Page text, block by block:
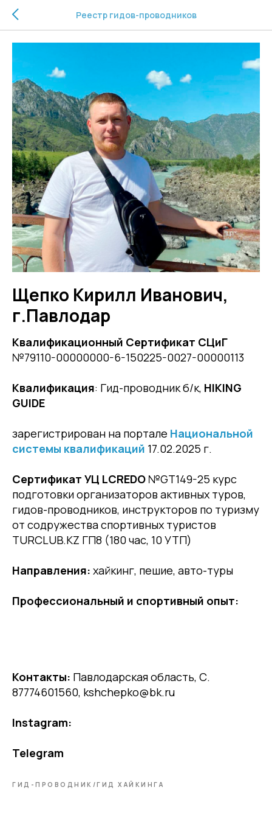
Реестр гидов-проводников
Щепко Кирилл Иванович,
г.Павлодар
Квалификационный Сертификат СЦиГ
№79110-00000000-6-150225-0027-00000113
Квалификация: Гид-проводник б/к, HIKING
GUIDE
зарегистрирован на портале Национальной
системы квалификаций 17.02.2025 г.
Сертификат УЦ LCREDO №GT149-25 курс
подготовки организаторов активных туров,
гидов-проводников, инструкторов по туризму
от содружества спортивных туристов
TURCLUB.KZ ГП8 (180 час, 10 УТП)
Направления: хайкинг, пешие, авто-туры
Профессиональный и спортивный опыт:
Контакты: Павлодарская область, С.
87774601560, kshchepko@bk.ru
Instagram:
Telegram
ГИД-ПРОВОДНИК/ГИД ХАЙКИНГА